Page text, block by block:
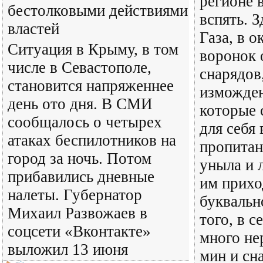
бестолковыми действиями
властей
Ситуация в Крыму, в том
числе в Севастополе,
становится напряженнее
день ото дня. В СМИ
сообщалось о четырех
атаках беспилотников на
город за ночь. Потом
прибавились дневные
налеты. Губернатор
Михаил Развожаев в
соцсети «Вконтакте»
выложил 13 июня
вспять.
Газа, в
воронок
которые
для себя
уныла и
им
того, в
много
мин и